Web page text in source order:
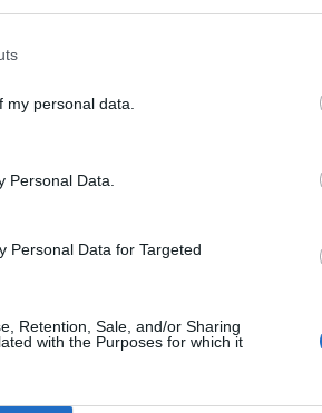
personal data.
Personal Data.
Personal Data for Targeted
Retention, Sale, and/or Sharing
with the Purposes for which it
tus dudas y aumentar tus